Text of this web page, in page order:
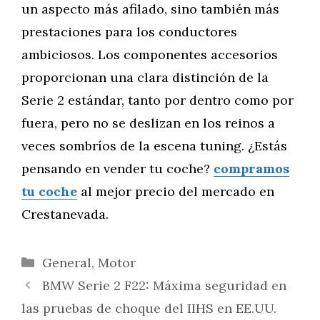
un aspecto más afilado, sino también más
prestaciones para los conductores
ambiciosos. Los componentes accesorios
proporcionan una clara distinción de la
Serie 2 estándar, tanto por dentro como por
fuera, pero no se deslizan en los reinos a
veces sombríos de la escena tuning. ¿Estás
pensando en vender tu coche? compramos
tu coche al mejor precio del mercado en
Crestanevada.
Categorías
General, Motor
BMW Serie 2 F22: Máxima seguridad en
las pruebas de choque del IIHS en EE.UU.